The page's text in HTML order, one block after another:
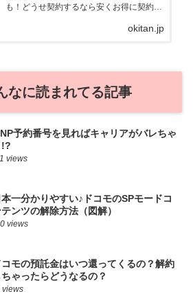
も！どうせ契約するなら安くお得に契約し
る自身も、そういう案件を常に狙ってます
okitan.jp
なに読まれてる記事
予約番号を見ればキャリアがバレちゃ
!?
views
本一分かりやすい♪ドコモのSPモードコ
ンツの解除方法（図解）
views
コモの預託金はいつ還ってくるの？解約
ちゃったらどうなるの？
views